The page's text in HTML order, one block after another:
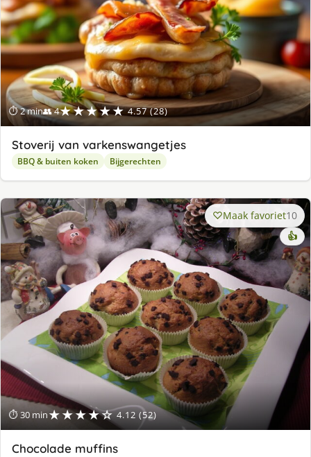
⏱ 2 min👥 4★★★★★ 4.57 (28)
Stoverij van varkenswangetjes
BBQ & buiten koken Bijgerechten
⏱ 30 min★★★★☆ 4.12 (52)
Maak favoriet10
👍
Chocolade muffins